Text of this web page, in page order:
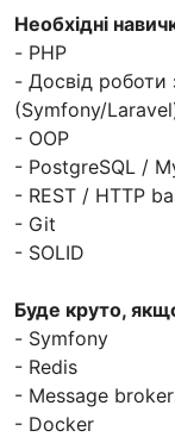
Необхідні
- PHP
- Досвід роботи
(Symfony/
- OOP
- PostgreSQL /
- REST / HTTP
- Git
- SOLID
Буде круто,
- Symfony
- Redis
- Message
- Docker